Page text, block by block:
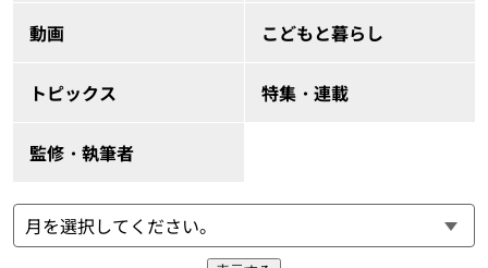
動画 こどもと暮らし
トピックス 特集・連載
監修・執筆者